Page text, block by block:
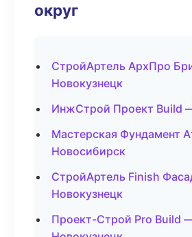
округ
СтройАртель АрхПро
Новокузнецк
ИнжСтрой Проект Build
Мастерская Фундамент
Новосибирск
СтройАртель Finish
Новокузнецк
Проект-Строй Pro Build